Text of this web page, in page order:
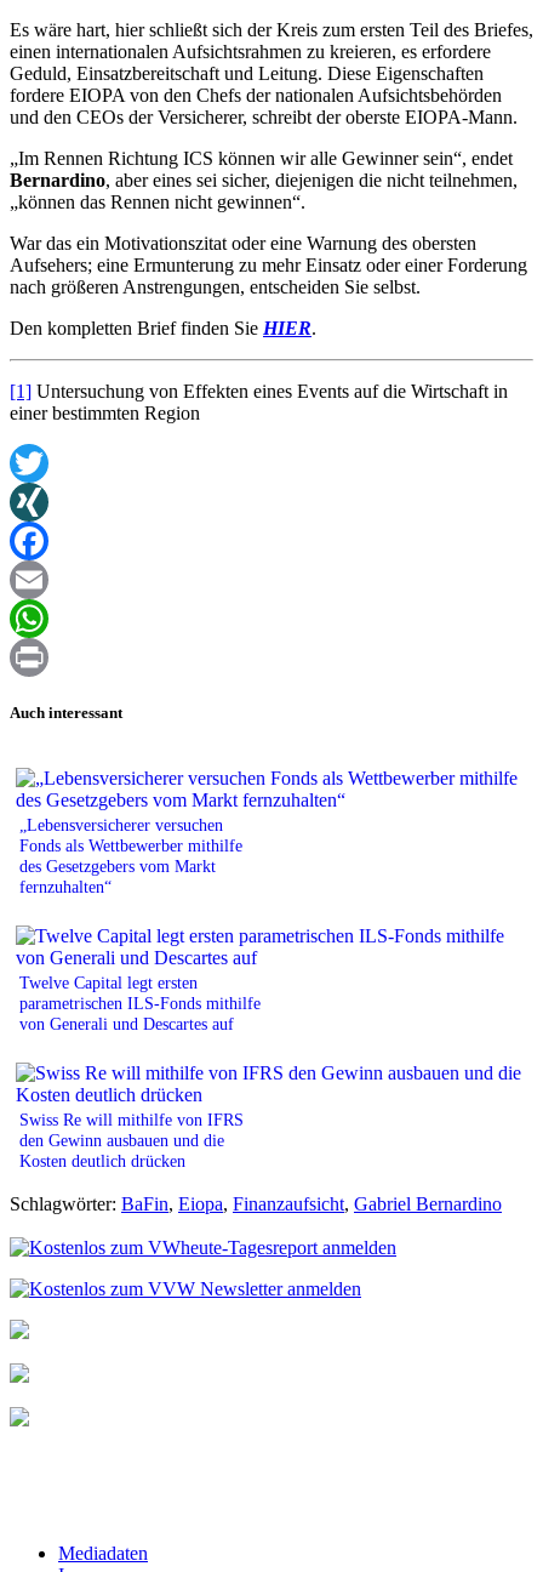
Es wäre hart, hier schließt sich der Kreis zum ersten Teil des Briefes,
einen internationalen Aufsichtsrahmen zu kreieren, es erfordere
Geduld, Einsatzbereitschaft und Leitung. Diese Eigenschaften
fordere EIOPA von den Chefs der nationalen Aufsichtsbehörden
und den CEOs der Versicherer, schreibt der oberste EIOPA-Mann.
„Im Rennen Richtung ICS können wir alle Gewinner sein“, endet
Bernardino, aber eines sei sicher, diejenigen die nicht teilnehmen,
„können das Rennen nicht gewinnen“.
War das ein Motivationszitat oder eine Warnung des obersten
Aufsehers; eine Ermunterung zu mehr Einsatz oder einer Forderung
nach größeren Anstrengungen, entscheiden Sie selbst.
Den kompletten Brief finden Sie HIER.
[1] Untersuchung von Effekten eines Events auf die Wirtschaft in
einer bestimmten Region
Twitter
XING
Facebook
Email
WhatsApp
Auch interessant
„Lebensversicherer versuchen
Fonds als Wettbewerber mithilfe
des Gesetzgebers vom Markt
fernzuhalten“
Twelve Capital legt ersten
parametrischen ILS-Fonds mithilfe
von Generali und Descartes auf
Swiss Re will mithilfe von IFRS
den Gewinn ausbauen und die
Kosten deutlich drücken
Schlagwörter: BaFin, Eiopa, Finanzaufsicht, Gabriel Bernardino
Mediadaten